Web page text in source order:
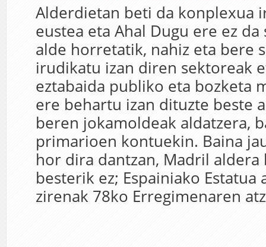
Alderdietan beti da konplexua
eustea eta Ahal Dugu ere ez da
alde horretatik, nahiz eta bere
irudikatu izan diren sektoreak
eztabaida publiko eta bozketa
ere behartu izan dituzte beste
beren jokamoldeak aldatzera,
primarioen kontuekin. Baina
hor dira dantzan, Madril aldera
besterik ez; Espainiako
zirenak 78ko Erregimenaren